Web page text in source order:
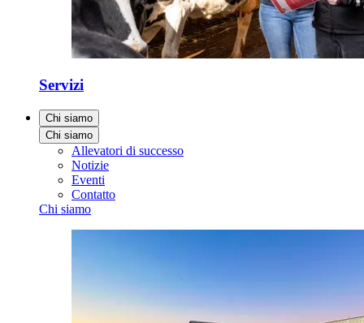
Servizi
Chi siamo
Chi siamo
Allevatori di successo
Notizie
Eventi
Contatto
Chi siamo